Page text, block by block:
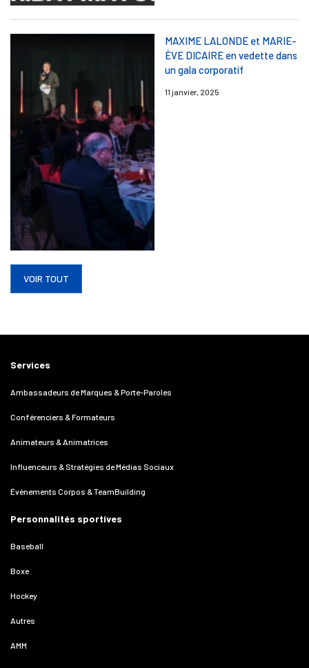
MAXIME LALONDE et MARIE-
ÈVE DICAIRE en vedette dans
un gala corporatif
11 janvier, 2025
VOIR TOUT
Services
Ambassadeurs de Marques & Porte-Paroles
Conférenciers & Formateurs
Animateurs & Animatrices
Influenceurs & Stratégies de Médias Sociaux
Événements Corpos & TeamBuilding
Personnalités sportives
Baseball
Boxe
Hockey
Autres
AMM